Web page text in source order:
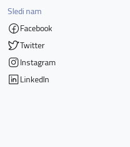
Sledi nam
Facebook
Twitter
Instagram
LinkedIn